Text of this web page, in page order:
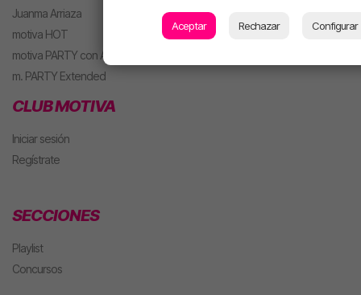
Juanma Arriaza
motiva HOT
motiva PARTY con Alan
m. PARTY Extended
CLUB MOTIVA
Iniciar sesión
Regístrate
SECCIONES
Playlist
Concursos
Aceptar Rechazar Configurar